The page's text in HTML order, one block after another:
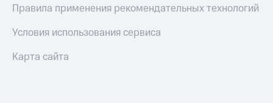
Правила применения рекомендательных технологий
Условия использования сервиса
Карта сайта